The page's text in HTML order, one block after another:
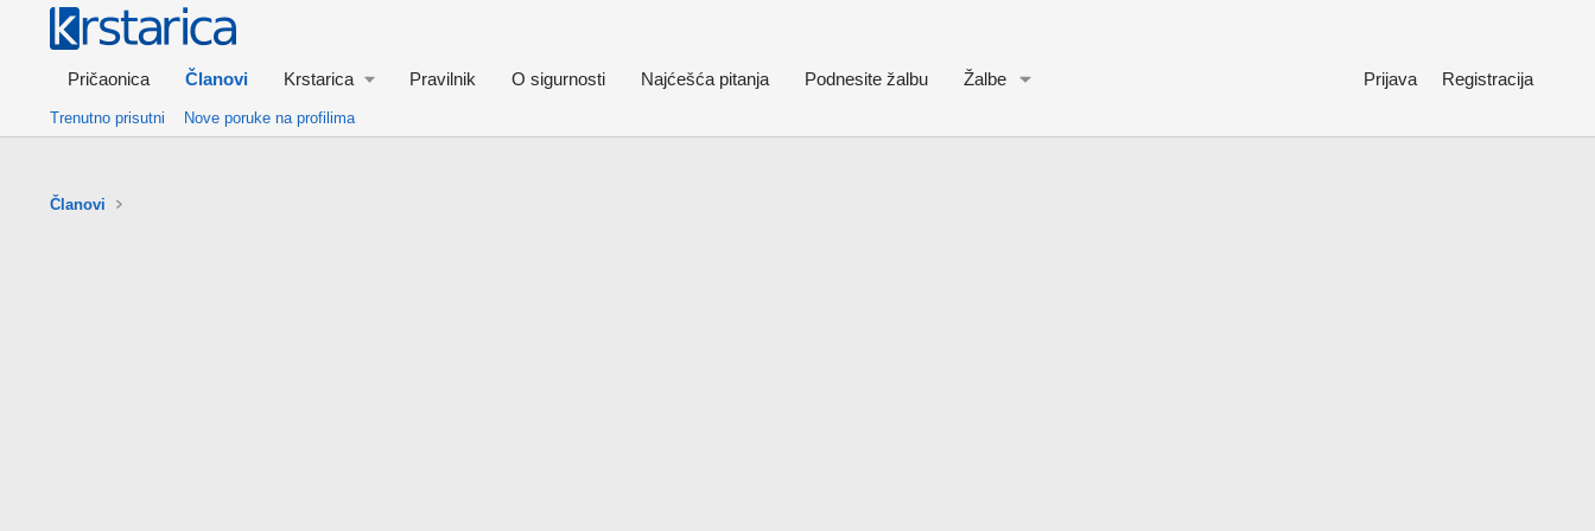
Pričaonica Članovi Krstarica Pravilnik O sigurnosti Najćešća pitanja Podnesite žalbu Žalbe Prijava Registracija
Trenutno prisutni Nove poruke na profilima
Članovi